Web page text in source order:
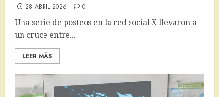
28 ABRIL 2026 0
Una serie de posteos en la red social X llevaron a
un cruce entre...
LEER MÁS